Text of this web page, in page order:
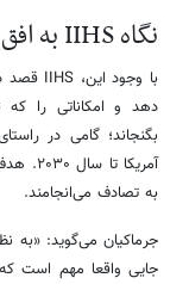
نگاه IIHS به افق ۲۰۳۰
دهد و امکاناتی را
بگنجاند؛ گامی در
به تصادف می‌انجامند.
جرماکیان می‌گوید: «به
جایی واقعا مهم است